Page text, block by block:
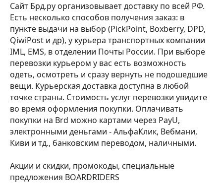
Сайт Брд.ру организовывает доставку по всей РФ.
Есть несколько способов получения заказ: в
пункте выдачи на выбор (PickPoint, Boxberry, DPD,
QiwiPost и др), у курьера транспортных компании
IML, EMS, в отделении Почты России. При выборе
перевозки курьером у вас есть возможность
одеть, осмотреть и сразу вернуть не подошедшие
вещи. Курьерская доставка доступна в любой
точке страны. Стоимость услуг перевозки увидите
во время оформления покупки. Оплачивать
покупки на Brd можно картами через PayU,
электронными деньгами - АльфаКлик, Вебмани,
Киви и тд., банковским переводом, наличными.
Акции и скидки, промокоды, специальные
предложения BOARDRIDERS